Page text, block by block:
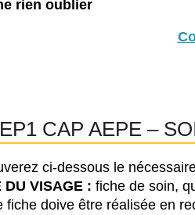
rien oublier
CAP AEPE –
ci-dessous le
DU VISAGE : fiche de soin,
fiche doive être réalisée en